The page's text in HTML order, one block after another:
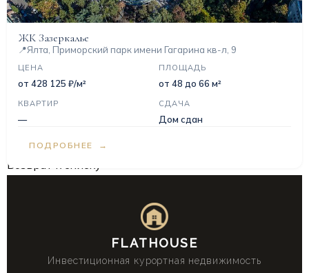
ЖК Зазеркалье
📍Ялта, Приморский парк имени Гагарина кв-л, 9
ЦЕНА
от 428 125 ₽/м²
ПЛОЩАДЬ
от 48 до 66 м²
КВАРТИР
—
СДАЧА
Дом сдан
ПОДРОБНЕЕ
Возврат к списку
FLATHOUSE
Инвестиционная курортная недвижимость
Татьяна Пак